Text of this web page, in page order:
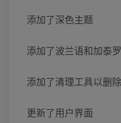
添加了深色主题
添加了波兰语和加泰
添加了清理工具以删
更新了用户界面